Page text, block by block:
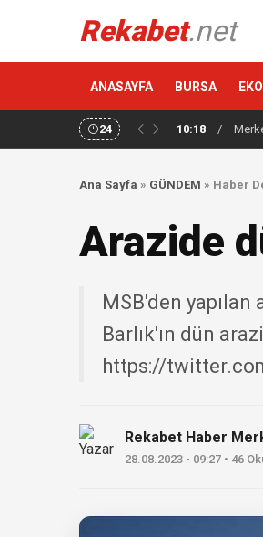
Rekabet.net
ANASAYFA BURSA
24 10:18 /
Ana Sayfa » GÜNDEM » Haber
Arazide
MSB'den
Barlık'ın dün
https://
Rekabet Haber
28.08.2023 - 09:27 • 46